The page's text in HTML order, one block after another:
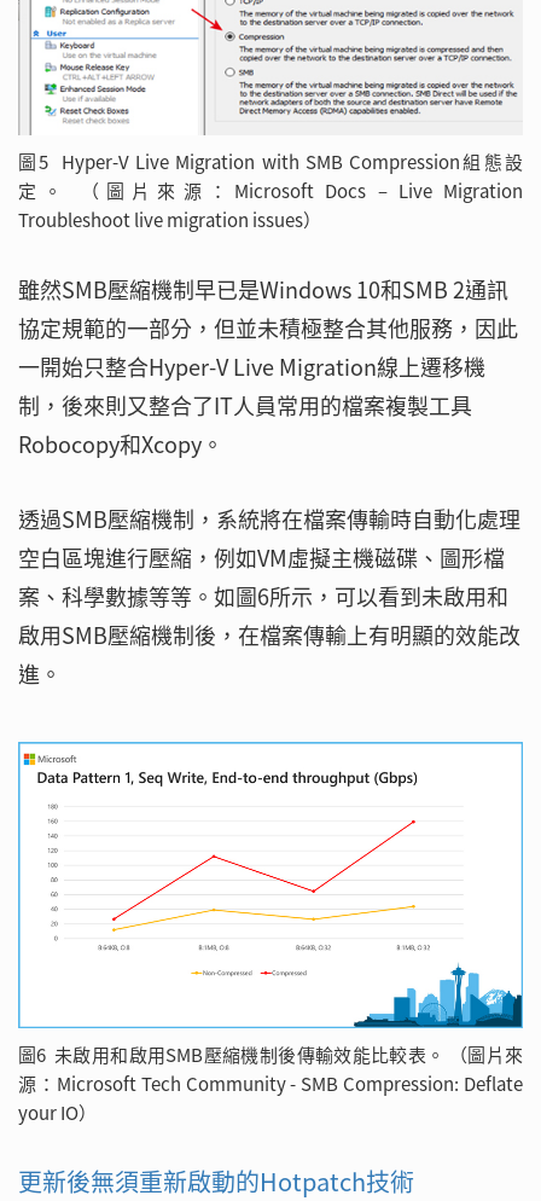
圖5 Hyper-V Live Migration with SMB Compression組態設
定。 （圖片來源：Microsoft Docs – Live Migration
Troubleshoot live migration issues）
雖然SMB壓縮機制早已是Windows 10和SMB 2通訊
協定規範的一部分，但並未積極整合其他服務，因此
一開始只整合Hyper-V Live Migration線上遷移機
制，後來則又整合了IT人員常用的檔案複製工具
Robocopy和Xcopy。
透過SMB壓縮機制，系統將在檔案傳輸時自動化處理
空白區塊進行壓縮，例如VM虛擬主機磁碟、圖形檔
案、科學數據等等。如圖6所示，可以看到未啟用和
啟用SMB壓縮機制後，在檔案傳輸上有明顯的效能改
進。
圖6 未啟用和啟用SMB壓縮機制後傳輸效能比較表。 （圖片來
源：Microsoft Tech Community - SMB Compression: Deflate
your IO）
更新後無須重新啟動的Hotpatch技術